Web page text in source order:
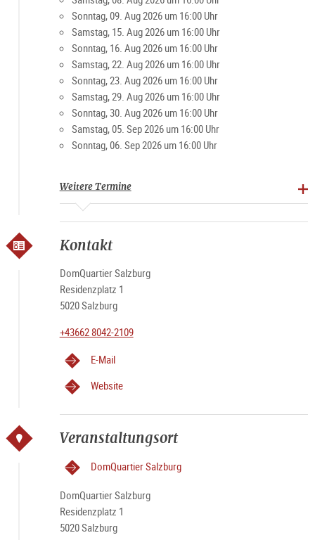
Sonntag, 09. Aug 2026 um 16:00 Uhr
Samstag, 15. Aug 2026 um 16:00 Uhr
Sonntag, 16. Aug 2026 um 16:00 Uhr
Samstag, 22. Aug 2026 um 16:00 Uhr
Sonntag, 23. Aug 2026 um 16:00 Uhr
Samstag, 29. Aug 2026 um 16:00 Uhr
Sonntag, 30. Aug 2026 um 16:00 Uhr
Samstag, 05. Sep 2026 um 16:00 Uhr
Sonntag, 06. Sep 2026 um 16:00 Uhr
Weitere Termine
Kontakt
DomQuartier Salzburg
Residenzplatz 1
5020 Salzburg
+43662 8042-2109
E-Mail
Website
Veranstaltungsort
DomQuartier Salzburg
DomQuartier Salzburg
Residenzplatz 1
5020 Salzburg